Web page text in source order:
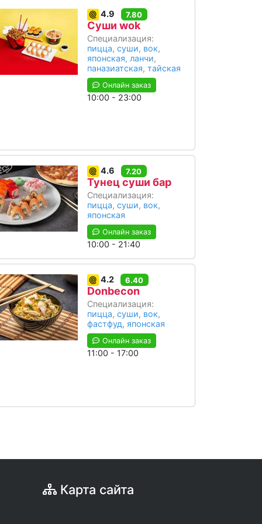
4.9 7.80
Суши wok
Специализация:
пицца, суши, вок,
японская, ланчи,
паназиатская, тайская
Онлайн заказ
10:00 - 23:00
4.6 7.20
Тунец суши бар
Специализация:
пицца, суши, вок,
японская
Онлайн заказ
10:00 - 21:40
4.2 6.40
Donbecon
Специализация:
пицца, суши, вок,
фастфуд, японская
Онлайн заказ
11:00 - 17:00
Карта сайта